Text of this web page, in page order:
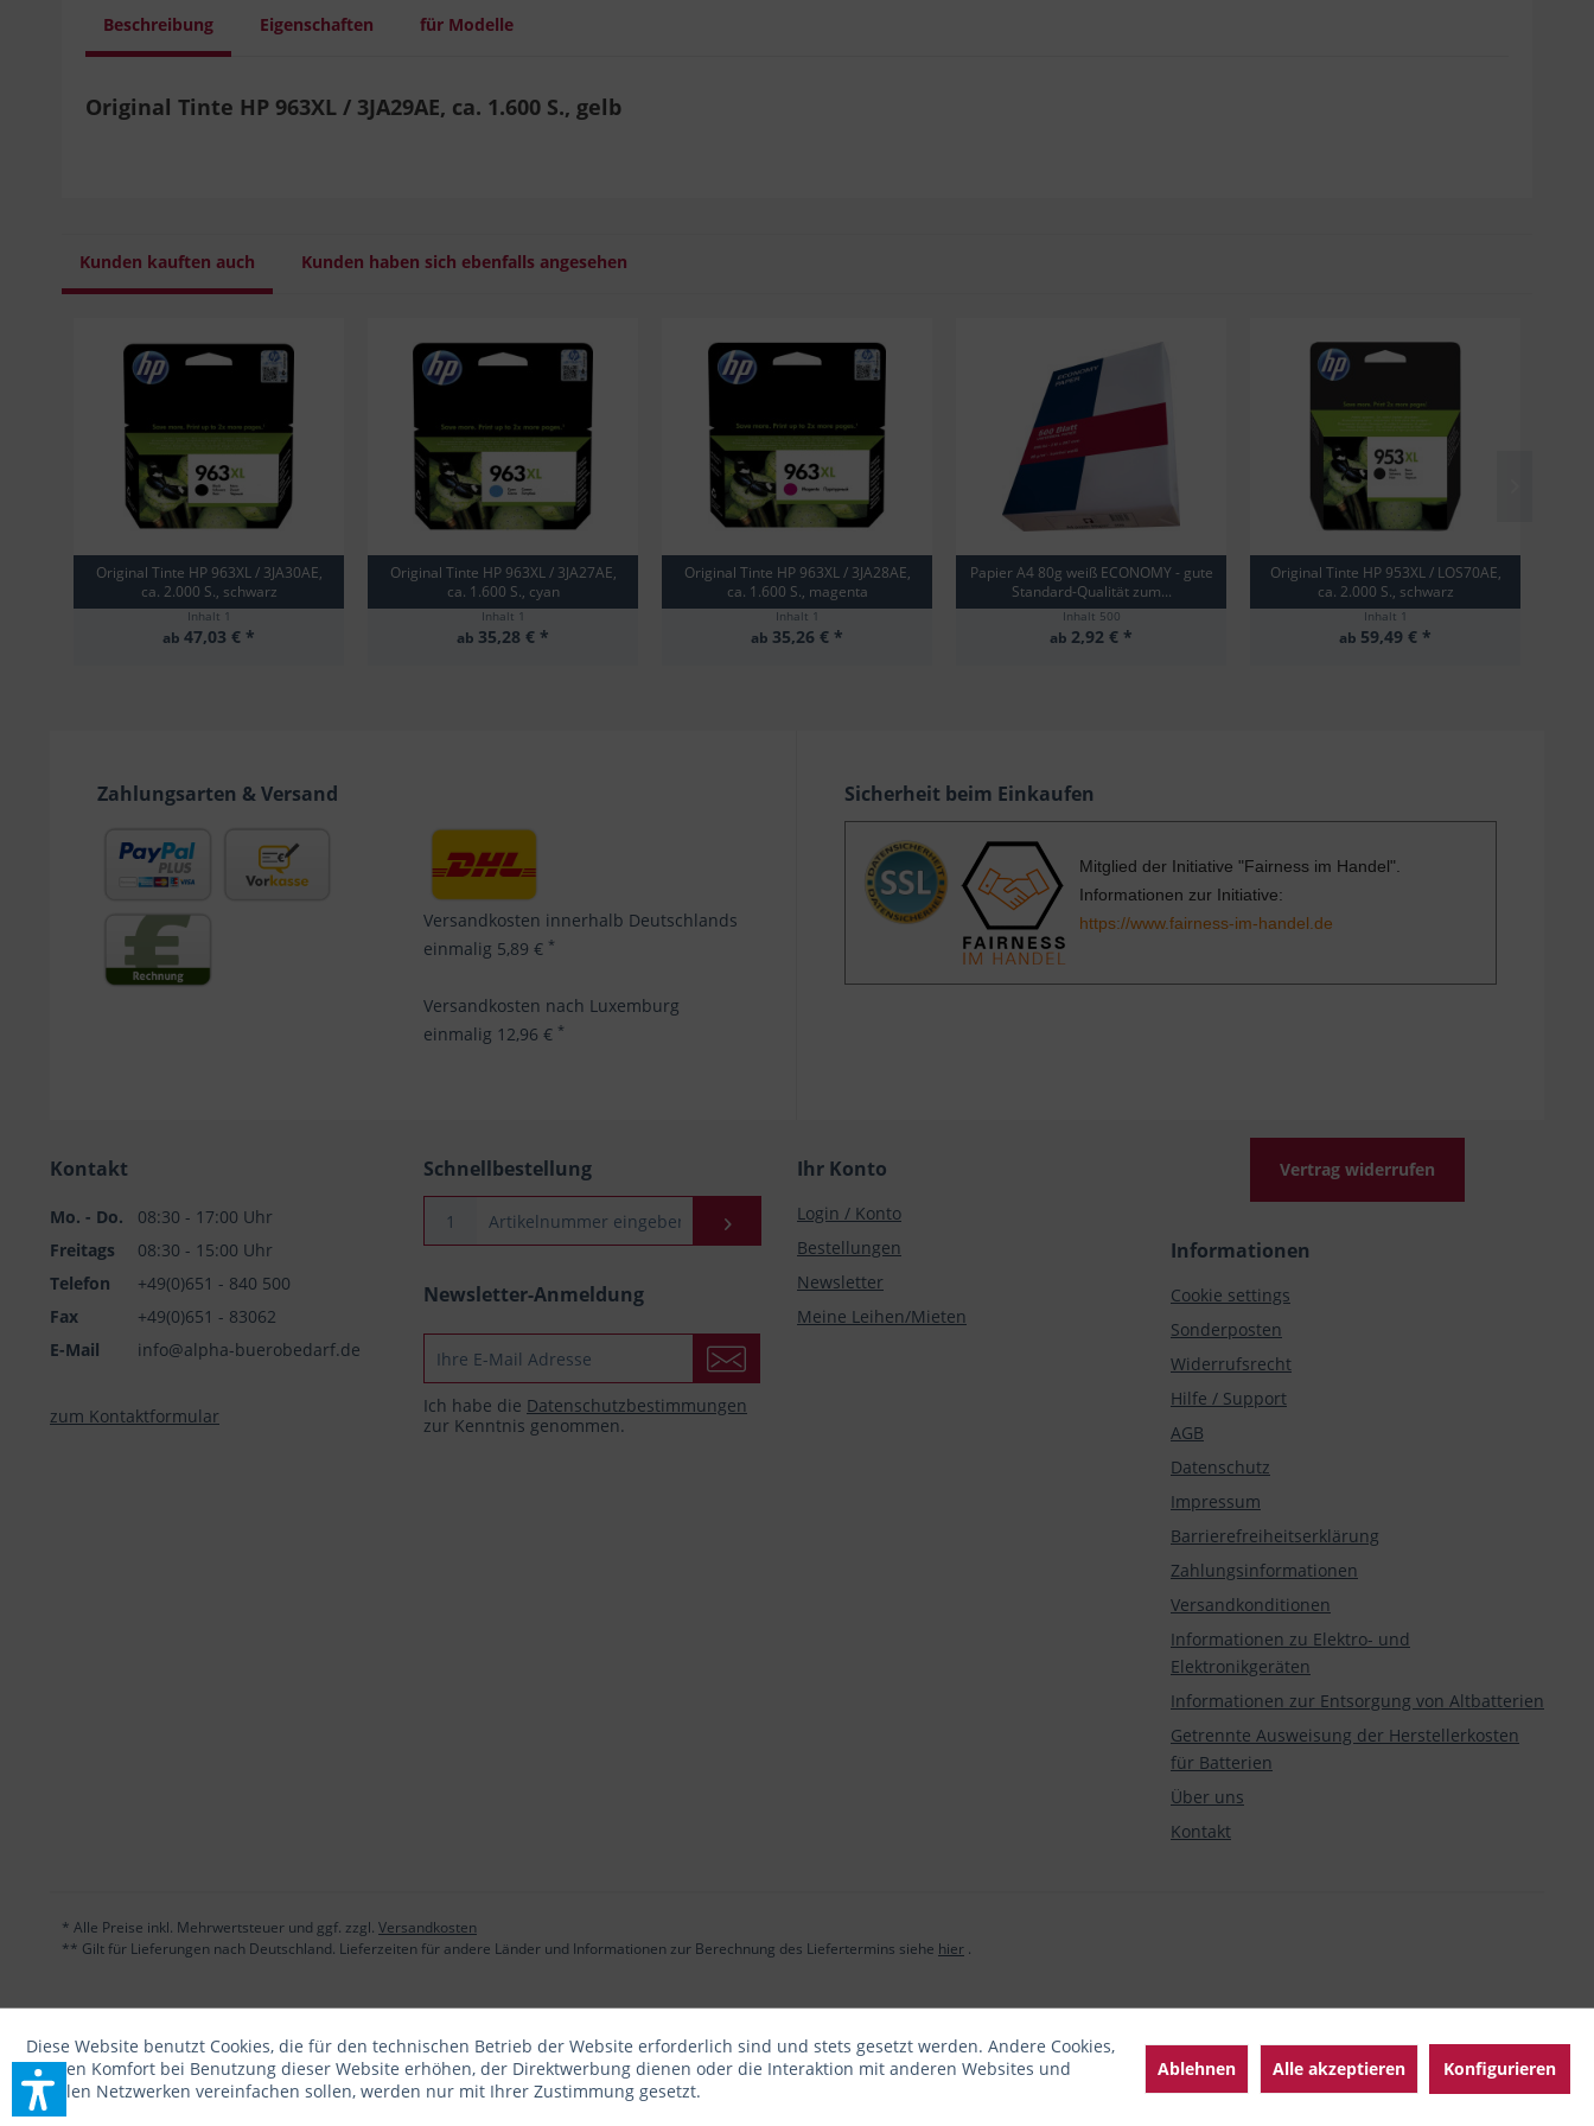
Beschreibung Eigenschaften für Modelle
Original Tinte HP 963XL / 3JA29AE, ca. 1.600 S., gelb
Kunden kauften auch Kunden haben sich ebenfalls angesehen
Original Tinte HP 963XL / 3JA30AE,
ca. 2.000 S., schwarz
Inhalt 1
ab 47,03 € *
Original Tinte HP 963XL / 3JA27AE,
ca. 1.600 S., cyan
Inhalt 1
ab 35,28 € *
Original Tinte HP 963XL / 3JA28AE,
ca. 1.600 S., magenta
Inhalt 1
ab 35,26 € *
Papier A4 80g weiß ECONOMY - gute
Standard-Qualität zum...
Inhalt 500
ab 2,92 € *
Original Tinte HP 953XL / LOS70AE,
ca. 2.000 S., schwarz
Inhalt 1
ab 59,49 € *
Zahlungsarten & Versand
Versandkosten innerhalb Deutschlands
einmalig 5,89 € *
Versandkosten nach Luxemburg
einmalig 12,96 € *
Sicherheit beim Einkaufen
Mitglied der Initiative "Fairness im Handel".
Informationen zur Initiative:
https://www.fairness-im-handel.de
Kontakt
Mo. - Do.
08:30 - 17:00 Uhr
Freitags
08:30 - 15:00 Uhr
Telefon
+49(0)651 - 840 500
Fax
+49(0)651 - 83062
E-Mail
info@alpha-buerobedarf.de
zum Kontaktformular
Schnellbestellung
Newsletter-Anmeldung
Ich habe die Datenschutzbestimmungen
zur Kenntnis genommen.
Ihr Konto
Login / Konto
Bestellungen
Newsletter
Meine Leihen/Mieten
Vertrag widerrufen
Informationen
Cookie settings
Sonderposten
Widerrufsrecht
Hilfe / Support
AGB
Datenschutz
Impressum
Barrierefreiheitserklärung
Zahlungsinformationen
Versandkonditionen
Informationen zu Elektro- und
Elektronikgeräten
Informationen zur Entsorgung von Altbatterien
Getrennte Ausweisung der Herstellerkosten
für Batterien
Über uns
Kontakt
* Alle Preise inkl. Mehrwertsteuer und ggf. zzgl. Versandkosten
** Gilt für Lieferungen nach Deutschland. Lieferzeiten für andere Länder und Informationen zur Berechnung des Liefertermins siehe hier .
Diese Website benutzt Cookies, die für den technischen Betrieb der Website erforderlich sind und stets gesetzt werden. Andere Cookies,
die den Komfort bei Benutzung dieser Website erhöhen, der Direktwerbung dienen oder die Interaktion mit anderen Websites und
sozialen Netzwerken vereinfachen sollen, werden nur mit Ihrer Zustimmung gesetzt.
Ablehnen Alle akzeptieren Konfigurieren